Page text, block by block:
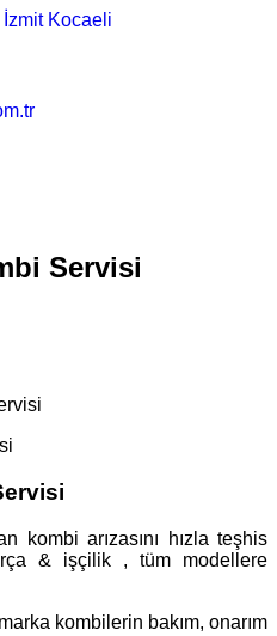
Kocaeli
Servisi
kombi arızasını hızla teşhis
& işçilik , tüm modellere
kombilerin bakım, onarım